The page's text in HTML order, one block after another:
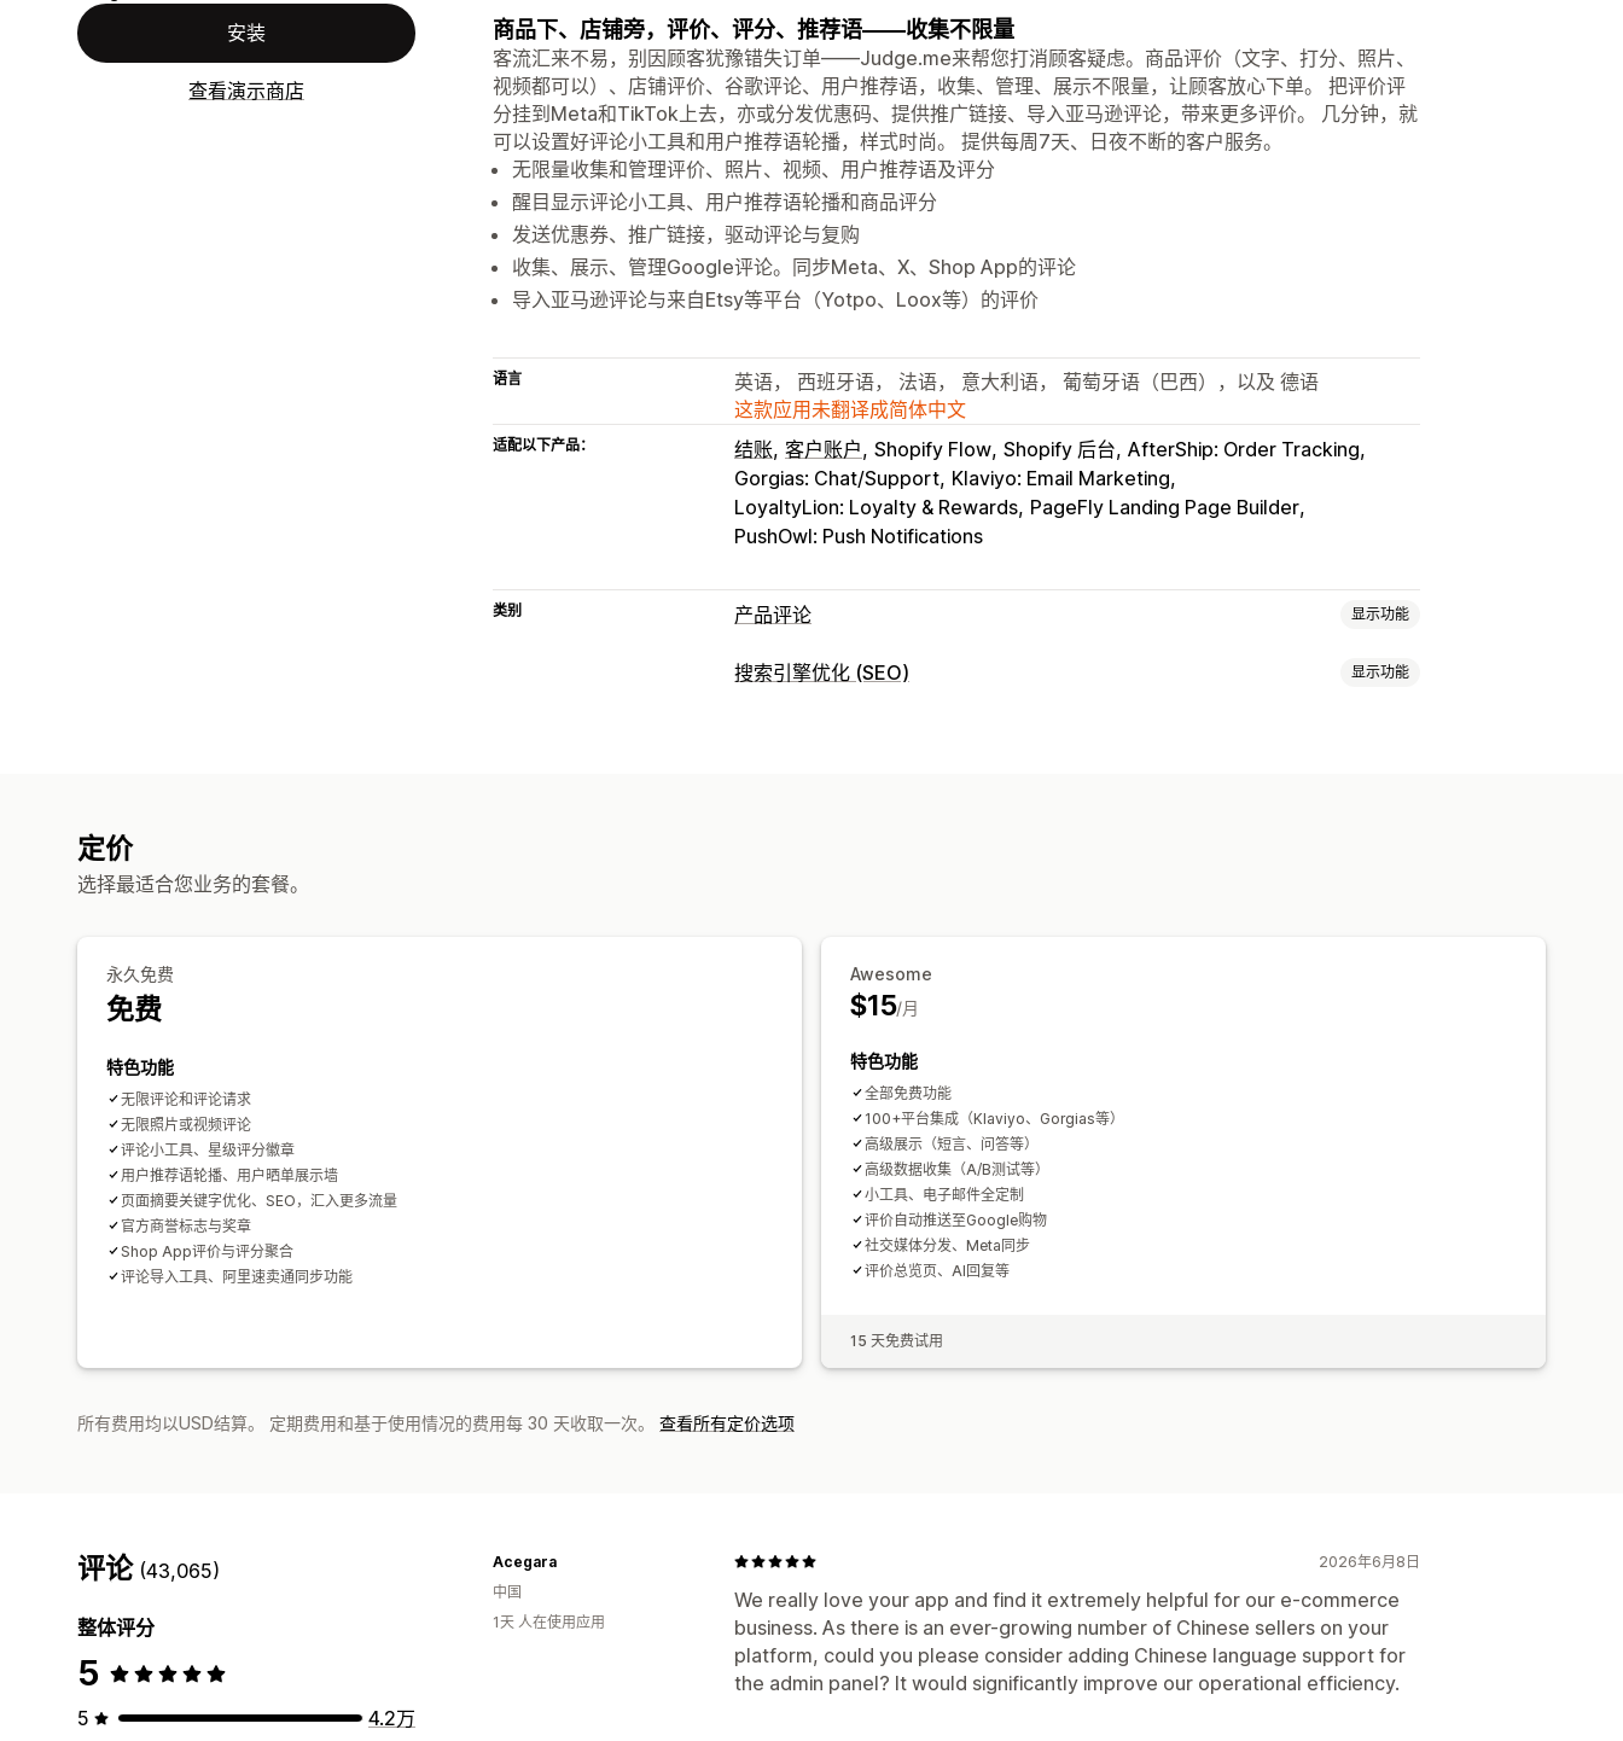
安装
查看演示商店
商品下、店铺旁，评价、评分、推荐语——收集不限量
客流汇来不易，别因顾客犹豫错失订单——Judge.me来帮您打消顾客疑虑。商品评价（文字、打分、照片、
视频都可以）、店铺评价、谷歌评论、用户推荐语，收集、管理、展示不限量，让顾客放心下单。 把评价评
分挂到Meta和TikTok上去，亦或分发优惠码、提供推广链接、导入亚马逊评论，带来更多评价。 几分钟，就
可以设置好评论小工具和用户推荐语轮播，样式时尚。 提供每周7天、日夜不断的客户服务。
无限量收集和管理评价、照片、视频、用户推荐语及评分
醒目显示评论小工具、用户推荐语轮播和商品评分
发送优惠券、推广链接，驱动评论与复购
收集、展示、管理Google评论。同步Meta、X、Shop App的评论
导入亚马逊评论与来自Etsy等平台（Yotpo、Loox等）的评价
语言
英语， 西班牙语， 法语， 意大利语， 葡萄牙语（巴西），以及 德语
这款应用未翻译成简体中文
适配以下产品： 结账 客户账户 Shopify Flow Shopify 后台 AfterShip: Order Tracking
Gorgias: Chat/Support Klaviyo: Email Marketing
LoyaltyLion: Loyalty & Rewards PageFly Landing Page Builder
PushOwl: Push Notifications
类别 产品评论 显示功能
展示选项
搜索引擎优化 (SEO) 显示功能
定价
选择最适合您业务的套餐。
永久免费
免费
特色功能
无限评论和评论请求
无限照片或视频评论
评论小工具、星级评分徽章
用户推荐语轮播、用户晒单展示墙
页面摘要关键字优化、SEO，汇入更多流量
官方商誉标志与奖章
Shop App评价与评分聚合
评论导入工具、阿里速卖通同步功能
Awesome
$15/月
特色功能
全部免费功能
100+平台集成（Klaviyo、Gorgias等）
高级展示（短言、问答等）
高级数据收集（A/B测试等）
小工具、电子邮件全定制
评价自动推送至Google购物
社交媒体分发、Meta同步
评价总览页、AI回复等
15 天免费试用
所有费用均以USD结算。 定期费用和基于使用情况的费用每 30 天收取一次。 查看所有定价选项
评论 (43,065)
整体评分
5
5
4.2万
2026年6月8日
We really love your app and find it extremely helpful for our e-commerce
business. As there is an ever-growing number of Chinese sellers on your
platform, could you please consider adding Chinese language support for
the admin panel? It would significantly improve our operational efficiency.
Acegara
中国
1天 人在使用应用